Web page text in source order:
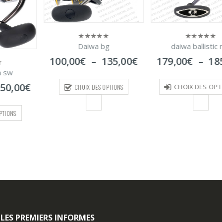
sw
€Plage
5
Daiwa bg
100,00€ – 135,00€Plage
prix :
100,00€
CHOIX DES OPTIONS
0
5
daiwa ballistic
179,00€ –
CHOIX DES
PREMIERS INFORMES